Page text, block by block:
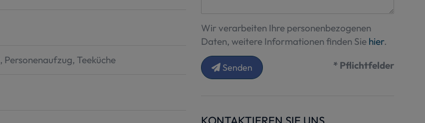
Personenaufzug Teeküche
Wir verarbeiten Ihre personenbezogenen
Daten, weitere Informationen finden Sie hier.
Senden * Pflichtfelder